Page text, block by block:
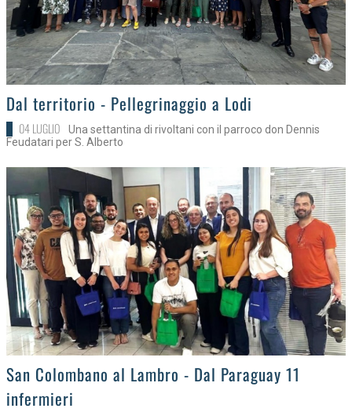
>
Dal territorio - Pellegrinaggio a Lodi
04 LUGLIO
Una settantina di rivoltani con il parroco don Dennis
Feudatari per S. Alberto
>
San Colombano al Lambro - Dal Paraguay 11
infermieri